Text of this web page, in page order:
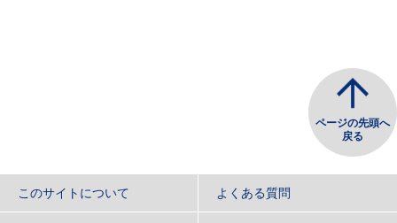
ページの先頭へ
戻る
このサイトについて よくある質問